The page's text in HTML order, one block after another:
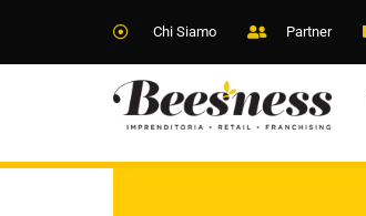
Chi Siamo Partner